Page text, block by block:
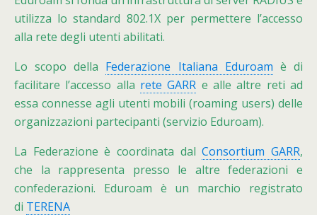
utilizza lo standard 802.1X per permettere l’accesso
alla rete degli utenti abilitati.
Lo scopo della Federazione Italiana Eduroam è di
facilitare l’accesso alla rete GARR e alle altre reti ad
essa connesse agli utenti mobili (roaming users) delle
organizzazioni partecipanti (servizio Eduroam).
La Federazione è coordinata dalConsortium GARR,
che la rappresenta presso le altre federazioni e
confederazioni. Eduroam è un marchio registrato
di TERENA